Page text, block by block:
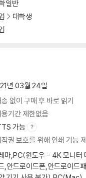
일반
대학생
년 03월 24일
송 없이 구매 후 바로 읽기
용기간 제한없음
가능
권 보호를 위해 인쇄 기능
마,PC(윈도우 - 4K 모니터
,안드로이드폰,안드로이드